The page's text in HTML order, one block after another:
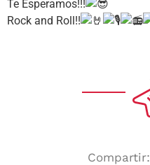
Te Esperamos!!!
Rock and Roll!!
Compartir: